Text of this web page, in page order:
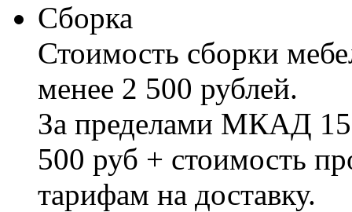
Сборка
Стоимость сборки
менее 2 500 рублей.
За пределами МКАД
500 руб + стоимость
тарифам на доставку.